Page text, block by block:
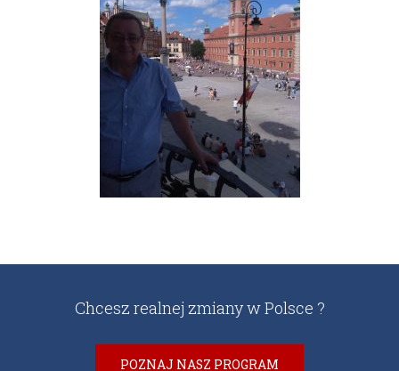
Chcesz realnej zmiany w Polsce ?
POZNAJ NASZ PROGRAM